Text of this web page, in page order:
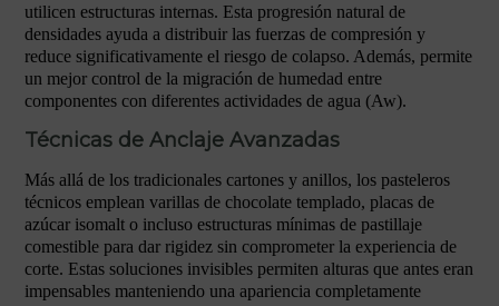
utilicen estructuras internas. Esta progresión natural de
densidades ayuda a distribuir las fuerzas de compresión y
reduce significativamente el riesgo de colapso. Además, permite
un mejor control de la migración de humedad entre
componentes con diferentes actividades de agua (Aw).
Técnicas de Anclaje Avanzadas
Más allá de los tradicionales cartones y anillos, los pasteleros
técnicos emplean varillas de chocolate templado, placas de
azúcar isomalt o incluso estructuras mínimas de pastillaje
comestible para dar rigidez sin comprometer la experiencia de
corte. Estas soluciones invisibles permiten alturas que antes eran
impensables manteniendo una apariencia completamente